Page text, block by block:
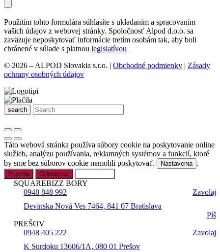
Použitím tohto formulára súhlasíte s ukladaním a spracovaním
vašich údajov z webovej stránky. Spoločnosť Alpod d.o.o. sa
zaväzuje neposkytovať informácie tretím osobám tak, aby boli
chránené v súlade s platnou legislatívou
© 2026 – ALPOD Slovakia s.r.o. | Obchodné podmienky | Zásady
ochrany osobných údajov
search
Táto webová stránka používa súbory cookie na poskytovanie online
služieb, analýzu používania, reklamných systémov a funkcií, ktoré
by sme bez súborov cookie nemohli poskytovať.
Nastavenia .
Prijmite Odmietnuť
SQUAREBIZZ BORY
0948 848 992
Zavolaj
Devínska Nová Ves 7464, 841 07 Bratislava
Píš
PREŠOV
0948 405 222
Zavolaj
K Surdoku 13606/1A, 080 01 Prešov